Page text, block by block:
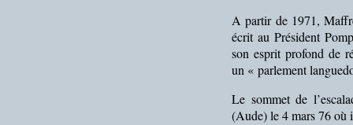
A partir de 1971,
écrit au Président
son esprit profond de
un « parlement
Le sommet de
(Aude) le 4 mars 76 où